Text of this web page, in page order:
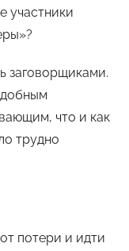
участники
заговорщиками.
что и как
трудно
потери и идти